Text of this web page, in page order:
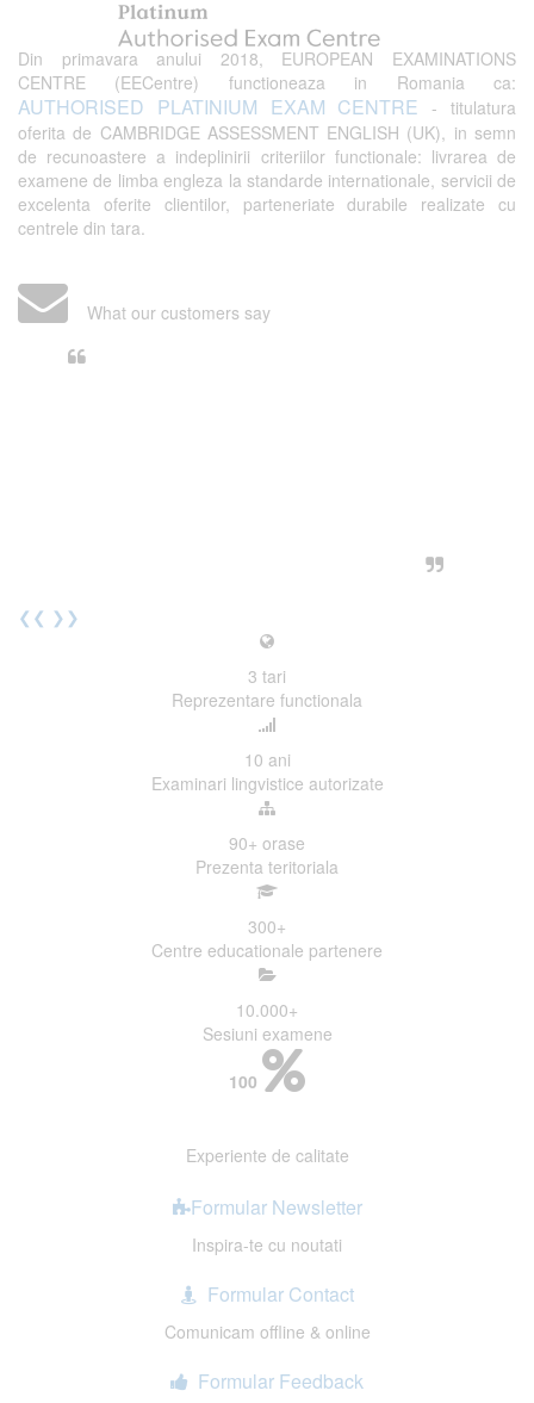
Din primavara anului 2018, EUROPEAN EXAMINATIONS
CENTRE (EECentre) functioneaza in Romania ca:
AUTHORISED PLATINIUM EXAM CENTRE - titulatura
oferita de CAMBRIDGE ASSESSMENT ENGLISH (UK), in semn
de recunoastere a indeplinirii criteriilor functionale: livrarea de
examene de limba engleza la standarde internationale, servicii de
excelenta oferite clientilor, parteneriate durabile realizate cu
centrele din tara.
What our customers say
❮❮ ❯❯
3 tari
Reprezentare functionala
10 ani
Examinari lingvistice autorizate
90+ orase
Prezenta teritoriala
300+
Centre educationale partenere
10.000+
Sesiuni examene
100
Experiente de calitate
Formular Newsletter
Inspira-te cu noutati
Formular Contact
Comunicam offline & online
Formular Feedback